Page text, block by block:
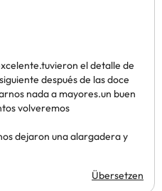
el detalle de
después de las doce
nada a mayores.un buen
volveremos
dejaron una alargadera y
Übersetzen